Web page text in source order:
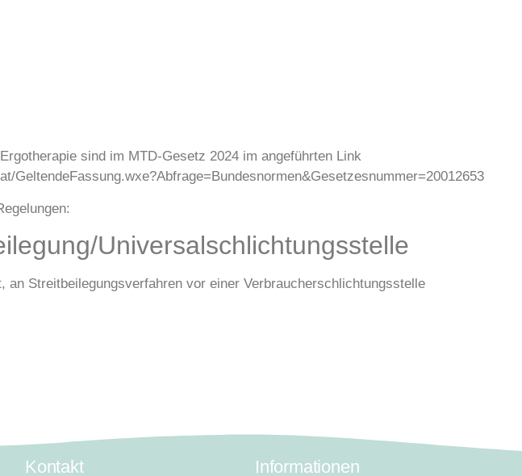
sind im MTD-Gesetz 2024 im angeführten Link
GeltendeFassung.wxe?Abfrage=Bundesnormen&Gesetzesnummer=20012653
Universal­schlichtungs­stelle
Streitbeilegungsverfahren vor einer Verbraucherschlichtungsstelle
Kontakt Informationen